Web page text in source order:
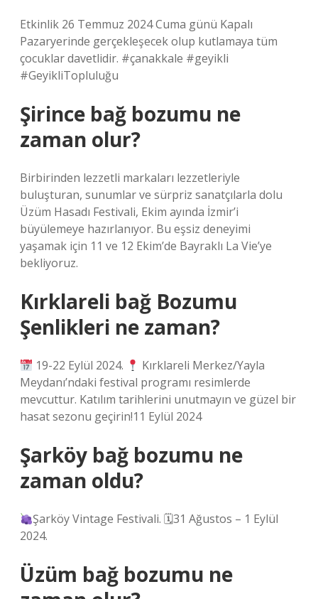
Etkinlik 26 Temmuz 2024 Cuma günü Kapalı
Pazaryerinde gerçekleşecek olup kutlamaya tüm
çocuklar davetlidir. #çanakkale #geyikli
#GeyikliTopluluğu
Şirince bağ bozumu ne
zaman olur?
Birbirinden lezzetli markaları lezzetleriyle
buluşturan, sunumlar ve sürpriz sanatçılarla dolu
Üzüm Hasadı Festivali, Ekim ayında İzmir’i
büyülemeye hazırlanıyor. Bu eşsiz deneyimi
yaşamak için 11 ve 12 Ekim’de Bayraklı La Vie’ye
bekliyoruz.
Kırklareli bağ Bozumu
Şenlikleri ne zaman?
19-22 Eylül 2024.
Kırklareli Merkez/Yayla
Meydanı’ndaki festival programı resimlerde
mevcuttur. Katılım tarihlerini unutmayın ve güzel bir
hasat sezonu geçirin!11 Eylül 2024
Şarköy bağ bozumu ne
zaman oldu?
Şarköy Vintage Festivali. 🗓31 Ağustos – 1 Eylül
2024.
Üzüm bağ bozumu ne